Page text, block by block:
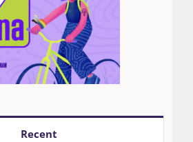
Recent